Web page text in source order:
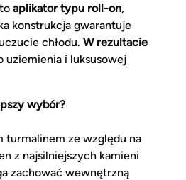
aplikator typu roll-on,
konstrukcja gwarantuje
chłodu. W rezultacie
uziemienia i luksusowej
wybór?
turmalinem ze względu na
z najsilniejszych kamieni
zachować wewnętrzną